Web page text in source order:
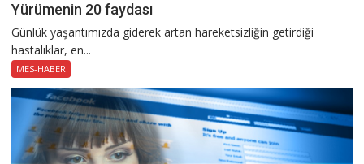
Yürümenin 20 faydası
Günlük yaşantımızda giderek artan hareketsizliğin getirdiği
hastalıklar, en...
MES-HABER